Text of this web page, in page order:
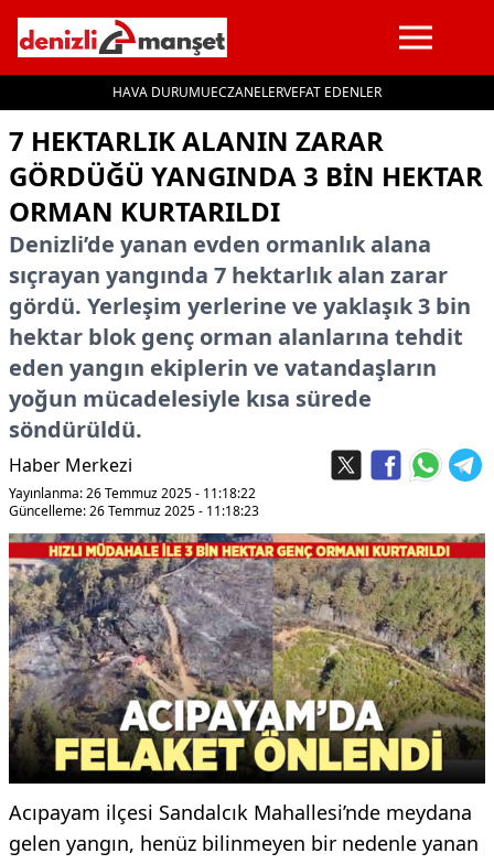
HAVA DURUMUECZANELERVEFAT EDENLER
7 HEKTARLIK ALANIN ZARAR
GÖRDÜĞÜ YANGINDA 3 BIN HEKTAR
ORMAN KURTARILDI
Denizli’de yanan evden ormanlık alana
sıçrayan yangında 7 hektarlık alan zarar
gördü. Yerleşim yerlerine ve yaklaşık 3 bin
hektar blok genç orman alanlarına tehdit
eden yangın ekiplerin ve vatandaşların
yoğun mücadelesiyle kısa sürede
söndürüldü.
Haber Merkezi
Yayınlanma: 26 Temmuz 2025 - 11:18:22
Güncelleme: 26 Temmuz 2025 - 11:18:23
Acıpayam ilçesi Sandalcık Mahallesi’nde meydana
gelen yangın, henüz bilinmeyen bir nedenle yanan